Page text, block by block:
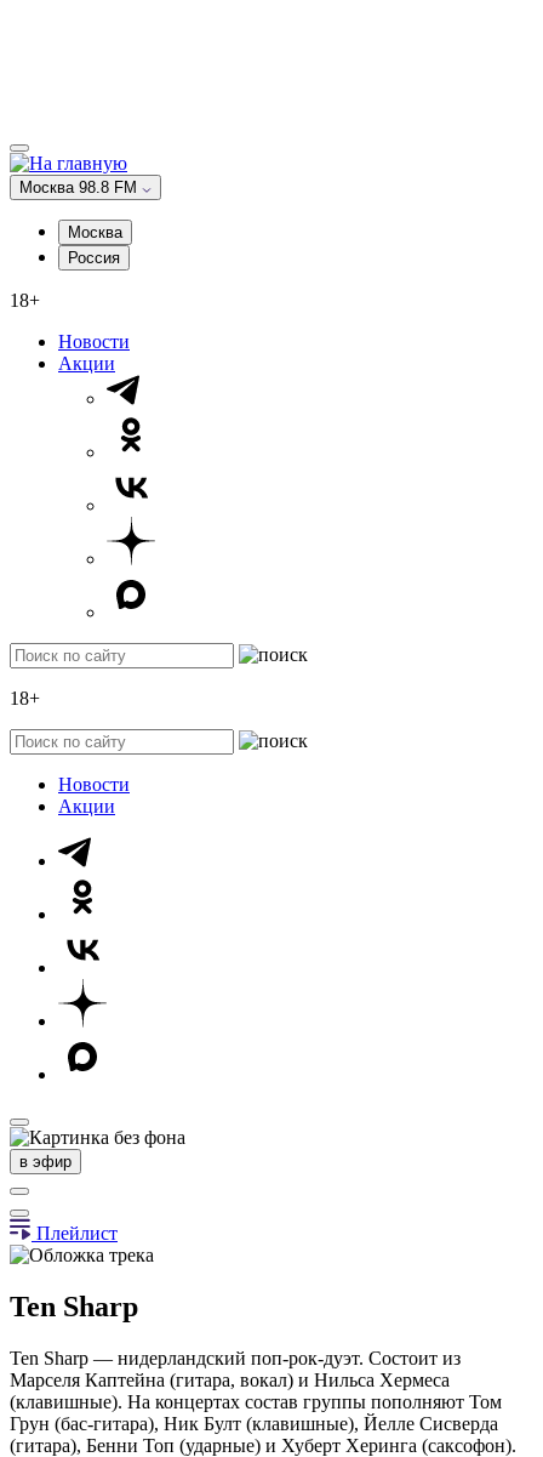
Москва 98.8 FM
Москва
Россия
18+
Новости
Акции
18+
Новости
Акции
в эфир
Плейлист
Ten Sharp
Ten Sharp — нидерландский поп-рок-дуэт. Состоит из
Марселя Каптейна (гитара, вокал) и Нильса Хермеса
(клавишные). На концертах состав группы пополняют Том
Грун (бас-гитара), Ник Булт (клавишные), Йелле Сисверда
(гитара), Бенни Топ (ударные) и Хуберт Херинга (саксофон).